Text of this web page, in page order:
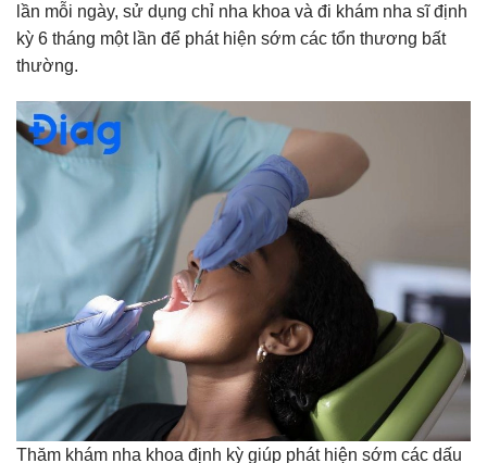
lần mỗi ngày, sử dụng chỉ nha khoa và đi khám nha sĩ định
kỳ 6 tháng một lần để phát hiện sớm các tổn thương bất
thường.
Thăm khám nha khoa định kỳ giúp phát hiện sớm các dấu